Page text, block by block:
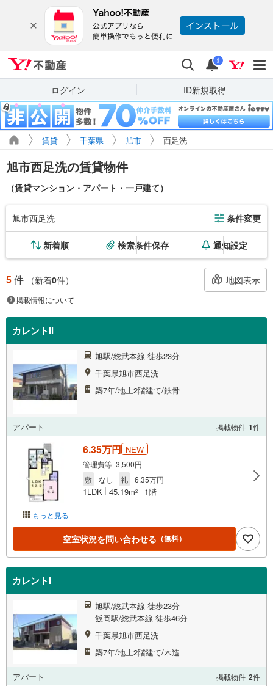
検索 通知
i
ログイン ID新規取得
賃貸 千葉県 旭市 西足洗
旭市西足洗の賃貸物件
（賃貸マンション・アパート・一戸建て）
旭市西足洗 条件変更
新着順 検索条件保存 通知設定
5件 （新着0件） 地図表示
掲載情報について
カレントII
旭駅/総武本線 徒歩23分
千葉県旭市西足洗
築7年/地上2階建て/鉄骨
アパート 掲載物件 1件
もっと見る
6.35万円 NEW
管理費等 3,500円
敷
なし 礼 6.35万円
1LDK 45.19m2 1階
空室状況を問い合わせる （無料）
カレントI
旭駅/総武本線 徒歩23分
飯岡駅/総武本線 徒歩46分
千葉県旭市西足洗
築7年/地上2階建て/木造
アパート 掲載物件 2件